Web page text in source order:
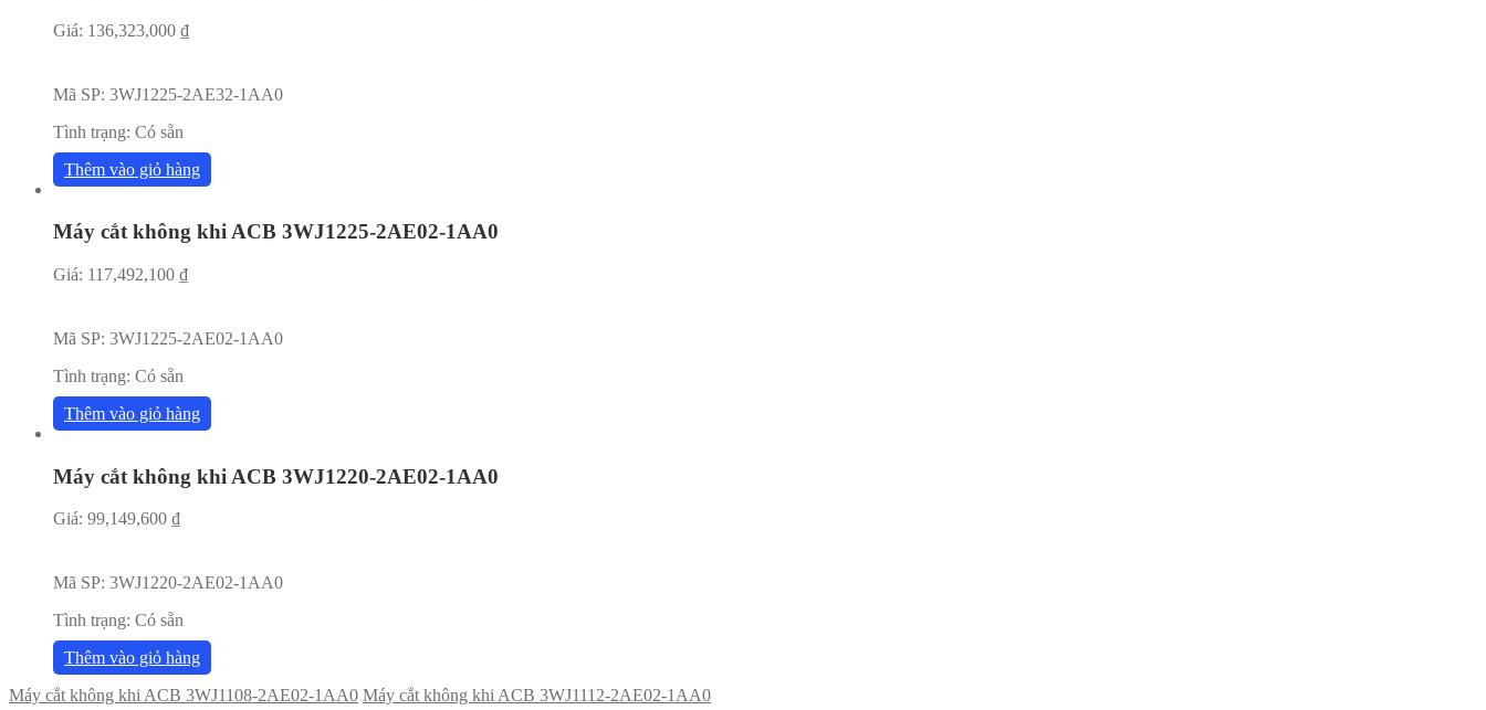
Giá: 136,323,000 ₫
Mã SP: 3WJ1225-2AE32-1AA0
Tình trạng: Có sẵn
Thêm vào giỏ hàng
Máy cắt không khi ACB 3WJ1225-2AE02-1AA0
Giá: 117,492,100 ₫
Mã SP: 3WJ1225-2AE02-1AA0
Tình trạng: Có sẵn
Thêm vào giỏ hàng
Máy cắt không khi ACB 3WJ1220-2AE02-1AA0
Giá: 99,149,600 ₫
Mã SP: 3WJ1220-2AE02-1AA0
Tình trạng: Có sẵn
Thêm vào giỏ hàng
Máy cắt không khi ACB 3WJ1108-2AE02-1AA0 Máy cắt không khi ACB 3WJ1112-2AE02-1AA0